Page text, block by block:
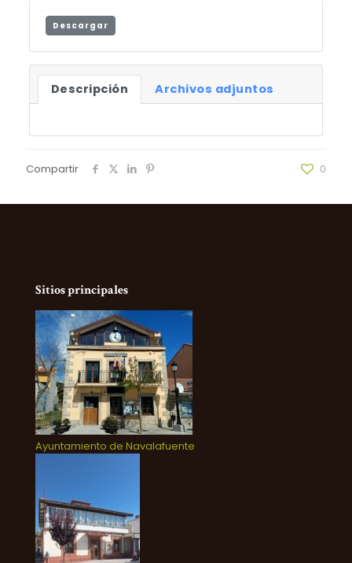
Descargar
Descripción Archivos adjuntos
Compartir 0
Sitios principales
Ayuntamiento de Navalafuente